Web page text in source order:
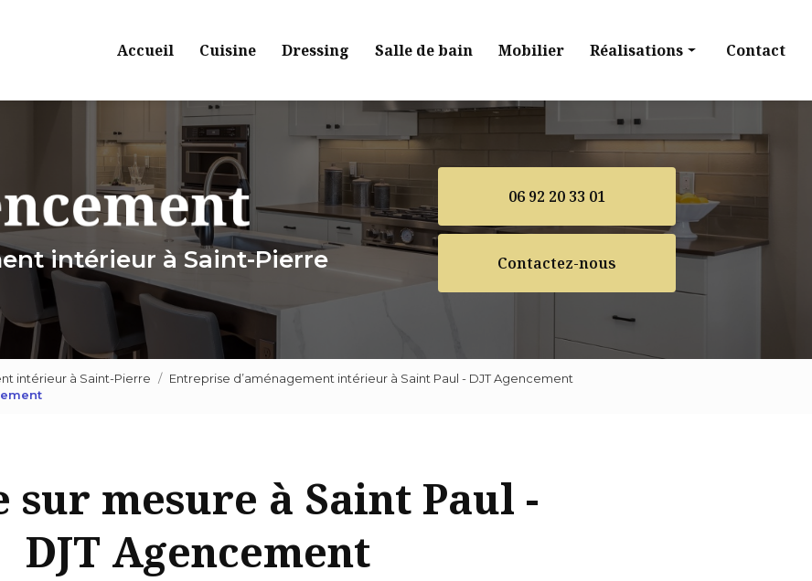
Accueil Cuisine Dressing Salle de bain Mobilier Réalisations
Cuisine
Dressing
Contact
intérieur à Saint-Pierre
06 92 20 33 01
Contactez-nous
intérieur à Saint-Pierre
Entreprise d’aménagement intérieur à Saint Paul - DJT Agencement
sur mesure à Saint Paul -
DJT Agencement